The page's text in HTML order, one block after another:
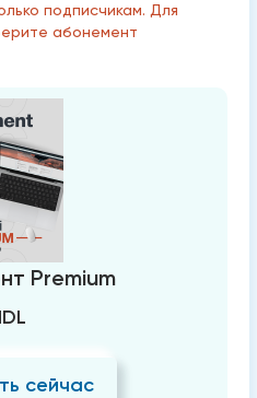
подписчикам. Для
абонемент
Premium
сейчас